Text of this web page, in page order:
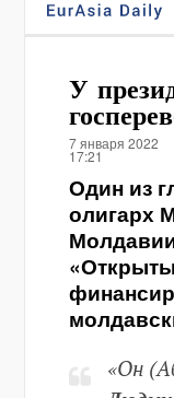
У
7 января 2022
17:21
Один из
олигарх
«Он